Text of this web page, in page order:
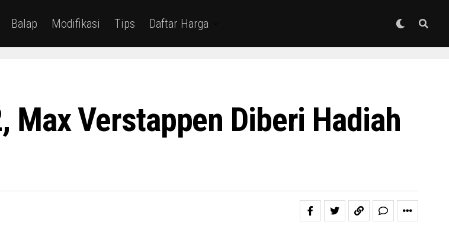
Balap Modifikasi Tips Daftar Harga
Max Verstappen Diberi Hadiah